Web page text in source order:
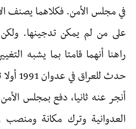
في مجلس الأمن. فكلاهما يصنف
على من لم يمكن تدجينها. ولكن
راهنا أنهما قامتا بما يشبه
أنجر عنه ثانيا، دفع بمجلس
العدوانية وترك مكانة